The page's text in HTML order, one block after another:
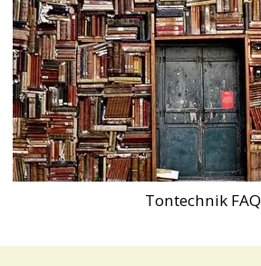
Tontechnik FAQ